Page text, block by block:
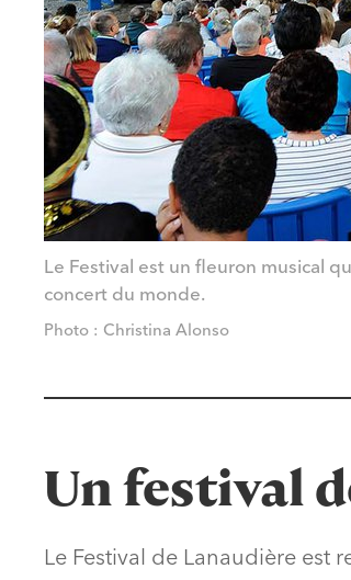
Le Festival est un fleuron musical
concert du monde.
Photo : Christina Alonso
Un festival
Le Festival de Lanaudière est